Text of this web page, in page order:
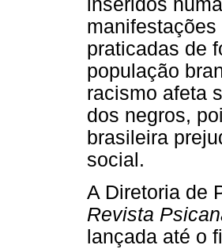
inseridos
praticadas de
população
racismo afeta
dos negros,
brasileira
social.
A Diretoria de
Revista
lançada até o